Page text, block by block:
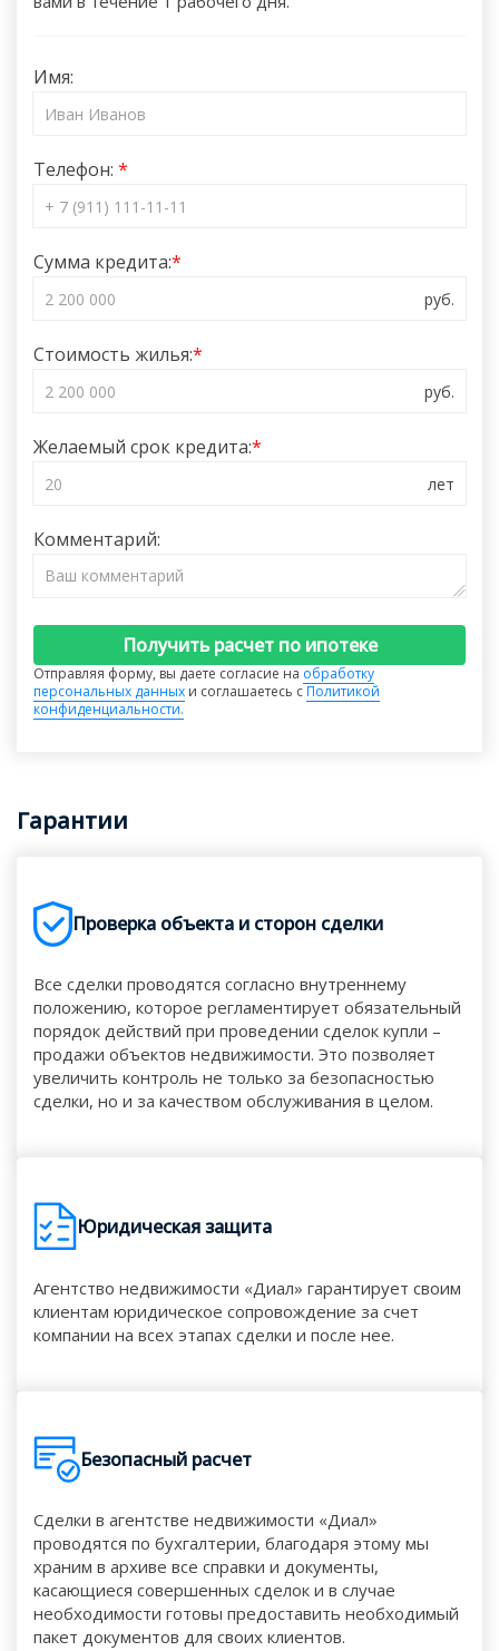
Имя:
Телефон:
Сумма кредита:
Стоимость жилья:
Желаемый срок кредита:
Комментарий:
Получить расчет по ипотеке
Отправляя форму, вы даете согласие на обработку
персональных данных и соглашаетесь сПолитикой
конфиденциальности.
Гарантии
Проверка объекта и сторон сделки
Все сделки проводятся согласно внутреннему
положению, которое регламентирует обязательный
порядок действий при проведении сделок купли –
продажи объектов недвижимости. Это позволяет
увеличить контроль не только за безопасностью
сделки, но и за качеством обслуживания в целом.
Юридическая защита
Агентство недвижимости «Диал» гарантирует своим
клиентам юридическое сопровождение за счет
компании на всех этапах сделки и после нее.
Безопасный расчет
Сделки в агентстве недвижимости «Диал»
проводятся по бухгалтерии, благодаря этому мы
храним в архиве все справки и документы,
касающиеся совершенных сделок и в случае
необходимости готовы предоставить необходимый
пакет документов для своих клиентов.